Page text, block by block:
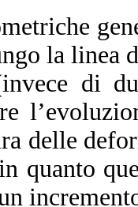
la linea
di
delle
quanto